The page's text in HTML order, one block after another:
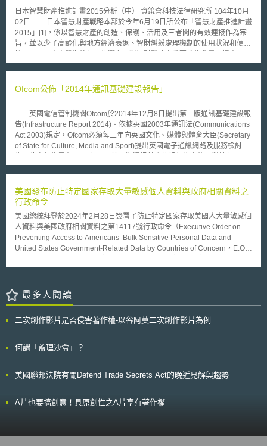
售時，需採取確認入場者或購票者之姓名和聯繫方式等必要措施，並應將確
認事項記載於票券上。 不當轉賣定義：以有償轉賣未得票券發行人事前同
意轉讓之票券為業，並以超過售價之價格進行販賣。 日本政府並針對
2019年9月份在日本所舉辦之橄欖球世界杯及2020年在東京所舉辦之奧運
日本智慧財產推進計畫2015分析（中） 資策會科技法律研究所 104年10月
02日 日本智慧財產戰略本部於今年6月19日所公布「智慧財產推進計畫
2015」[1]，係以智慧財產的創造、保護、活用及三者間的有效連接作為宗
旨，並以少子高齡化與地方經濟衰退、智財糾紛處理機制的使用狀況和便利
核心議題並分別剖析各項議題其現狀課題及主管部會應努力之方向，其中第
機制 （一）現狀與課題 1. 證據收集未見確實 在訴訟中，為能作成適切
就以下三點檢討證據收集程序的機能：在訴訟開始的階段，確保爭點整理之
程序充分發揮效用；確保「文書提出命令」作為證明被告有侵害事實有力手
段之一，能充分發揮效用；作為證據收集的前提，確保證據保全制度能充分
發揮效用。 2.權利安定性不足 從權利賦予乃至於紛爭處理的過程中，
實使專利無效訴訟（無効審判）審理遲緩的狀況明顯獲得改善。而由於
2015年日本再度導入專利異議制度（異議申立制度）[3]，因此無論就權利
者及疑似侵權者之間的平衡，或是產業政策上就專利權進步性要件的判斷
等，本年度的推進計畫中均指出有就本條之內容再作檢討之必要。 3.損害認
定額偏定 在損害賠償的額度方面，雖然在歷年來多次專利法之修正後
已經獲得一定程度的改善，但普遍看法仍認為訴訟實務上法院所認定的侵權
損害賠償數額，和商業實態上所造成的影響及需求相比仍是顯然偏低。另日
本為求簡化便利損害賠償額的舉證難度，雖已於1998年修正專利法第102條
側重實際上造成之損害，而未能從研究開發投資所得之專利權受損之角度思
考，造成日本在專利權等智財糾紛中損害賠償額普遍偏低，此一問題仍有待
統計，日本專利侵權訴訟中有約六成為中小企業提起，但扣除和解之部分單
率更不到一成，探究其原因，日本認為除了中小企業與專利、法律專業人員
間合作程度有所不足外，在權利取得的階段就未能針對未來權利行使、保護
及訴訟進行上給予一定的支援。 （二）今後施政方向 日本為強化智財
「強化智財紛爭處理體系的機能」，在權利人及侵害嫌疑人間地位平衡的前
提下，對證據收集手續、損害賠償額、權利安定性和禁制令的核發等各方面
Ofcom公佈「2014年通訊基礎建設報告」
英國電信管制機關Ofcom於2014年12月8日提出第二版通訊基礎建設報
告(Infrastructure Report 2014)。依據英國2003年通訊法(Communications
Act 2003)規定，Ofcom必須每三年向英國文化、媒體與體育大臣(Secretary
of State for Culture, Media and Sport)提出英國電子通訊網路及服務檢討報
有政策施行情況再進行檢討，重點在於檢視目前整體基礎設施建設情形，內
基礎設施共享、4. 安全性與彈性。 在未來整體的規劃上，報告指出以
下三項是未來決策者可能會面臨的挑戰，在政策推行與改善時應該一併考
寬頻普及義務(Universal Service Commitment for Broadband)，目前英國
超過2Mbit/s的寬頻覆蓋率已達97%，超過10Mbit/s的寬頻覆蓋率則達到
85%。在高速寬頻方面，目前已達75%覆蓋率，家戶可接取寬頻速度至少有
30Mbit/s。英國政府希望能在2017年使95%可達接取24Mbit/s以上之寬頻。
二、新科技廣泛運用於市場：目前，手機營運商積極推展4G服務，希望終
端用戶能達98%之覆蓋率。但在推行之際，尚需要政府的補助，以及法規政
策的調整。 三、檢視未來基礎建設的發展：為促進不同科技產業的發
出，將來在前述三項主要政策推行目標上，除了考量基礎建設應達成的網路
量。Ofcom提出之報告重點在於能提供目前英國通訊基礎建設政策推行時之
參考指標，此在後續我國的通訊基礎建設方面，亦能做為參酌，以因應物聯
美國發布防止特定國家存取大量敏感個人資料與政府相關資料之
行政命令
美國總統拜登於2024年2月28日簽署了防止特定國家存取美國人大量敏感個
人資料與美國政府相關資料之第14117號行政命令（Executive Order on
Preventing Access to Americans’ Bulk Sensitive Personal Data and
United States Government-Related Data by Countries of Concern，E.O.
關注國家」或其所涉人員，主要以「受關注國家」、「受規範對象」、「資
範，而美國司法部已於2024年3月5日在〈聯邦公報〉公布行政命令之擬制
法規制定預告（Advance Notice of Proposed Rulemaking，下稱
中國（包括香港及澳門）、俄羅斯、伊朗、北韓、古巴、委內瑞拉等可能造
體及具有契約關係之人或實體，或以該等國家為主要居住地之外國人等皆屬
關感測器數據、生物特徵識別指標、基因組資料、個人健康資料、個人金融
軍方）所控制之敏感位置皆屬政府相關資料。 4.禁止行為：涉及受關注國
家、受規範對象以及符合上述資料類型之資料交易行為，皆被列為禁止行
最多人閱讀
二次創作影片是否侵害著作權-以谷阿莫二次創作影片為例
何謂「監理沙盒」？
美國聯邦法院有關Defend Trade Secrets Act的晚近見解與趨勢
A片也要搞創意！具原創性之A片享有著作權